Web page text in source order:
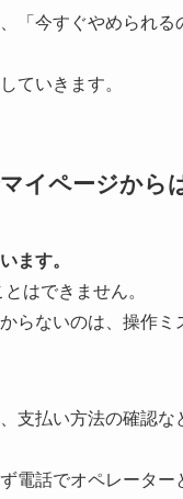
「今すぐやめられる
ていきます。
イページから
ます。
はできません。
らないのは、操作
支払い方法の確認
電話でオペレーター